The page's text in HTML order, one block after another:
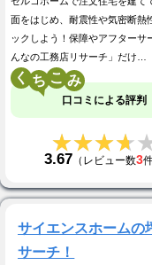
面をはじめ、耐震性や気密断熱
ックしよう！保障やアフター
んなの工務店リサーチ」だけ…
く こ
口コミによる評判
3.67 （レビュー数3
サイエンスホームの
サーチ！